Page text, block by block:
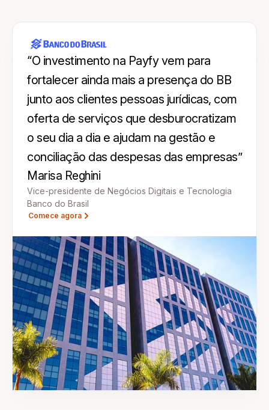
“O investimento na Payfy vem para
fortalecer ainda mais a presença do BB
junto aos clientes pessoas jurídicas, com
oferta de serviços que desburocratizam
o seu dia a dia e ajudam na gestão e
conciliação das despesas das empresas”
Marisa Reghini
Vice-presidente de Negócios Digitais e Tecnologia
Banco do Brasil
Comece agora